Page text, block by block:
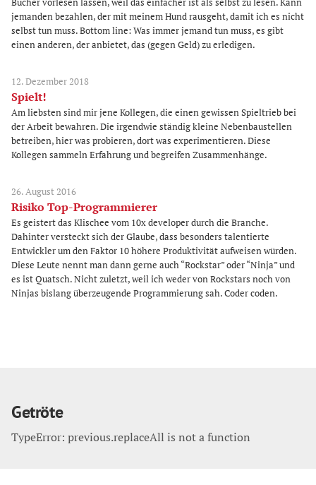
jemanden bezahlen, der mit meinem Hund rausgeht, damit ich es nicht
selbst tun muss. Bottom line: Was immer jemand tun muss, es gibt
einen anderen, der anbietet, das (gegen Geld) zu erledigen.
12. Dezember 2018
Spielt!
Am liebsten sind mir jene Kollegen, die einen gewissen Spieltrieb bei
der Arbeit bewahren. Die irgendwie ständig kleine Nebenbaustellen
betreiben, hier was probieren, dort was experimentieren. Diese
Kollegen sammeln Erfahrung und begreifen Zusammenhänge.
26. August 2016
Risiko Top-Programmierer
Es geistert das Klischee vom 10x developer durch die Branche.
Dahinter versteckt sich der Glaube, dass besonders talentierte
Entwickler um den Faktor 10 höhere Produktivität aufweisen würden.
Diese Leute nennt man dann gerne auch “Rockstar” oder “Ninja” und
es ist Quatsch. Nicht zuletzt, weil ich weder von Rockstars noch von
Ninjas bislang überzeugende Programmierung sah. Coder coden.
Getröte
TypeError: previous.replaceAll is not a function